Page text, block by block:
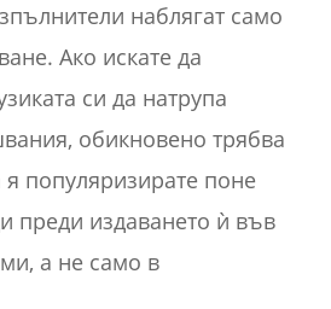
наблягат само
Ако искате да
си да натрупа
обикновено трябва
я популяризирате поне
преди издаването ѝ във
а не само в